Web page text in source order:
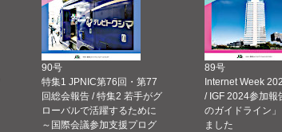
90号
特集1 JPNIC第76回・第77
回総会報告 / 特集2 若手がグ
ローバルで活躍するために
～国際会議参加支援プログ
89号
Internet Week
/ IGF 2024参加報
のガイドライン
ました